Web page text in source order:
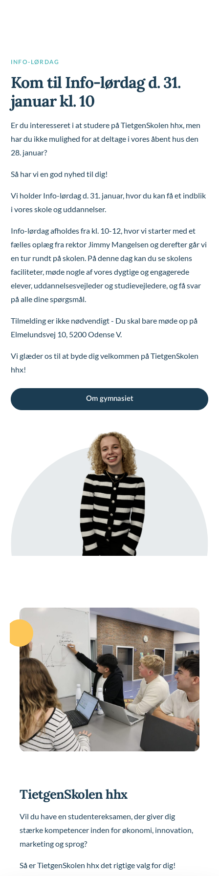
INFO-LØRDAG
Kom til Info-lørdag d. 31.
januar kl. 10
Er du interesseret i at studere på TietgenSkolen hhx, men
har du ikke mulighed for at deltage i vores åbent hus den
28. januar?
Så har vi en god nyhed til dig!
Vi holder Info-lørdag d. 31. januar, hvor du kan få et indblik
i vores skole og uddannelser.
Info-lørdag afholdes fra kl. 10-12, hvor vi starter med et
fælles oplæg fra rektor Jimmy Mangelsen og derefter går vi
en tur rundt på skolen. På denne dag kan du se skolens
faciliteter, møde nogle af vores dygtige og engagerede
elever, uddannelsesvejleder og studievejledere, og få svar
på alle dine spørgsmål.
Tilmelding er ikke nødvendigt - Du skal bare møde op på
Elmelundsvej 10, 5200 Odense V.
Vi glæder os til at byde dig velkommen på TietgenSkolen
hhx!
Om gymnasiet
TietgenSkolen hhx
Vil du have en studentereksamen, der giver dig
stærke kompetencer inden for økonomi, innovation,
marketing og sprog?
Så er TietgenSkolen hhx det rigtige valg for dig!